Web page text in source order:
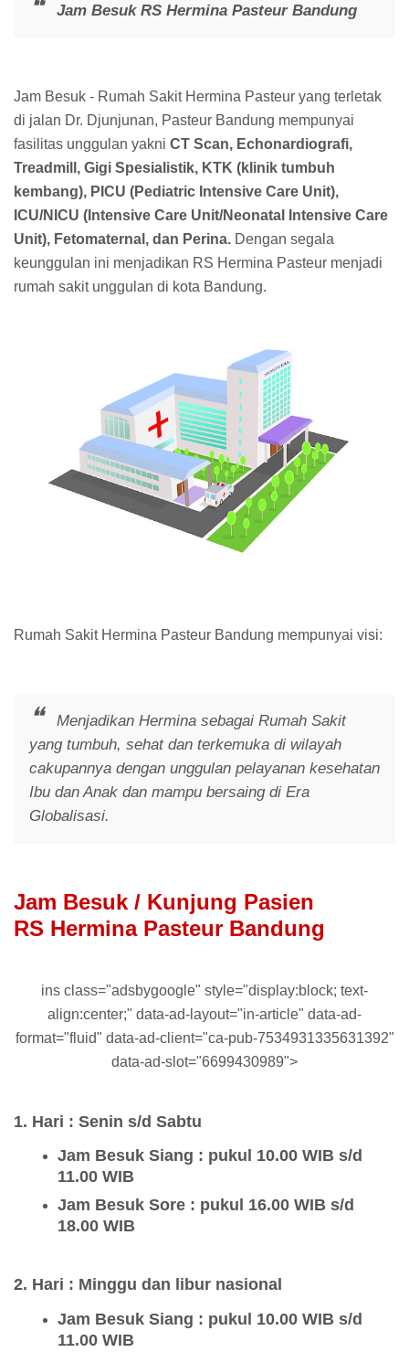
Jam Besuk RS Hermina Pasteur Bandung
Jam Besuk - Rumah Sakit Hermina Pasteur yang terletak
di jalan Dr. Djunjunan, Pasteur Bandung mempunyai
fasilitas unggulan yakni CT Scan, Echonardiografi,
Treadmill, Gigi Spesialistik, KTK (klinik tumbuh
kembang), PICU (Pediatric Intensive Care Unit),
ICU/NICU (Intensive Care Unit/Neonatal Intensive Care
Unit), Fetomaternal, dan Perina. Dengan segala
keunggulan ini menjadikan RS Hermina Pasteur menjadi
rumah sakit unggulan di kota Bandung.
Rumah Sakit Hermina Pasteur Bandung mempunyai visi:
Menjadikan Hermina sebagai Rumah Sakit
yang tumbuh, sehat dan terkemuka di wilayah
cakupannya dengan unggulan pelayanan kesehatan
Ibu dan Anak dan mampu bersaing di Era
Globalisasi.
Jam Besuk / Kunjung Pasien
RS Hermina Pasteur Bandung
ins class="adsbygoogle" style="display:block; text-
align:center;" data-ad-layout="in-article" data-ad-
format="fluid" data-ad-client="ca-pub-7534931335631392"
data-ad-slot="6699430989">
1. Hari : Senin s/d Sabtu
Jam Besuk Siang : pukul 10.00 WIB s/d
11.00 WIB
Jam Besuk Sore : pukul 16.00 WIB s/d
18.00 WIB
2. Hari : Minggu dan libur nasional
Jam Besuk Siang : pukul 10.00 WIB s/d
11.00 WIB